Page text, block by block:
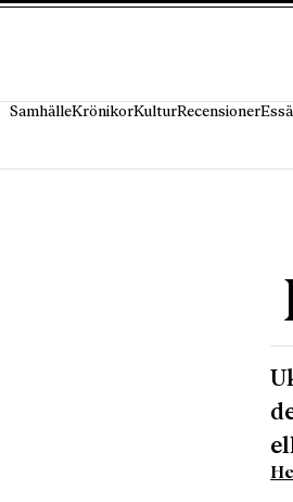
SamhälleKrönikorKulturRecensioner